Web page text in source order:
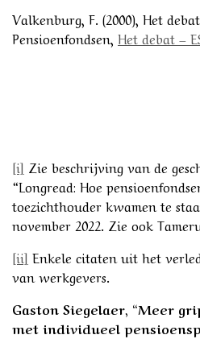
Valkenburg, F. (2000), Het
Pensioenfondsen, Het debat –
[i] Zie beschrijving van de
“Longread: Hoe
toezichthouder kwamen te
november 2022. Zie ook
[ii] Enkele citaten uit het
van werkgevers.
Gaston Siegelaer, “Meer
met individueel